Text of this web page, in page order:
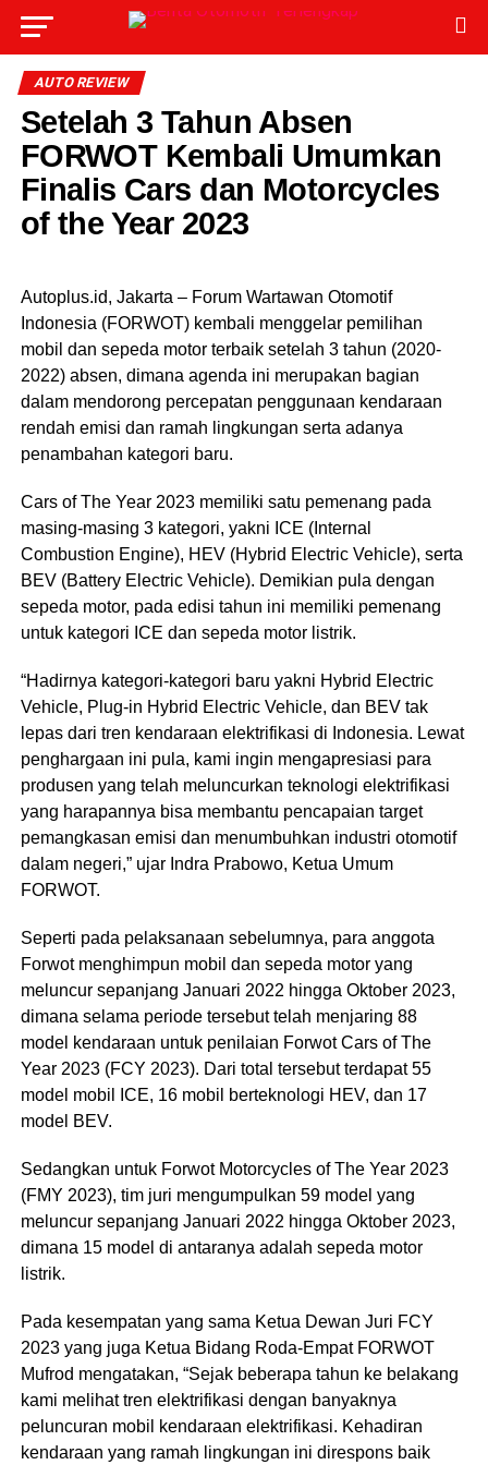
AUTO REVIEW
Setelah 3 Tahun Absen
FORWOT Kembali Umumkan
Finalis Cars dan Motorcycles
of the Year 2023
Autoplus.id, Jakarta – Forum Wartawan Otomotif
Indonesia (FORWOT) kembali menggelar pemilihan
mobil dan sepeda motor terbaik setelah 3 tahun (2020-
2022) absen, dimana agenda ini merupakan bagian
dalam mendorong percepatan penggunaan kendaraan
rendah emisi dan ramah lingkungan serta adanya
penambahan kategori baru.
Cars of The Year 2023 memiliki satu pemenang pada
masing-masing 3 kategori, yakni ICE (Internal
Combustion Engine), HEV (Hybrid Electric Vehicle), serta
BEV (Battery Electric Vehicle). Demikian pula dengan
sepeda motor, pada edisi tahun ini memiliki pemenang
untuk kategori ICE dan sepeda motor listrik.
“Hadirnya kategori-kategori baru yakni Hybrid Electric
Vehicle, Plug-in Hybrid Electric Vehicle, dan BEV tak
lepas dari tren kendaraan elektrifikasi di Indonesia. Lewat
penghargaan ini pula, kami ingin mengapresiasi para
produsen yang telah meluncurkan teknologi elektrifikasi
yang harapannya bisa membantu pencapaian target
pemangkasan emisi dan menumbuhkan industri otomotif
dalam negeri,” ujar Indra Prabowo, Ketua Umum
FORWOT.
Seperti pada pelaksanaan sebelumnya, para anggota
Forwot menghimpun mobil dan sepeda motor yang
meluncur sepanjang Januari 2022 hingga Oktober 2023,
dimana selama periode tersebut telah menjaring 88
model kendaraan untuk penilaian Forwot Cars of The
Year 2023 (FCY 2023). Dari total tersebut terdapat 55
model mobil ICE, 16 mobil berteknologi HEV, dan 17
model BEV.
Sedangkan untuk Forwot Motorcycles of The Year 2023
(FMY 2023), tim juri mengumpulkan 59 model yang
meluncur sepanjang Januari 2022 hingga Oktober 2023,
dimana 15 model di antaranya adalah sepeda motor
listrik.
Pada kesempatan yang sama Ketua Dewan Juri FCY
2023 yang juga Ketua Bidang Roda-Empat FORWOT
Mufrod mengatakan, “Sejak beberapa tahun ke belakang
kami melihat tren elektrifikasi dengan banyaknya
peluncuran mobil kendaraan elektrifikasi. Kehadiran
kendaraan yang ramah lingkungan ini direspons baik